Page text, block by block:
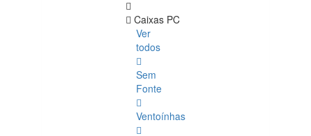
Caixas PC
Ver
todos
Sem
Fonte
Ventoínhas